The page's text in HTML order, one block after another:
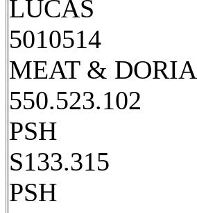
LUCAS
5010514
MEAT & DORIA
550.523.102
PSH
S133.315
PSH